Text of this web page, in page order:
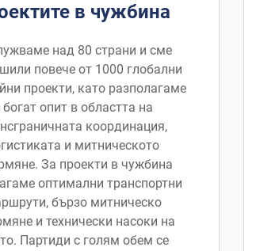
в чужбина
над 80 страни и сме
повече от 1000 глобални
проекти, като разполагаме
богат опит в областта на
координация,
и митническото
За проекти в чужбина
оптимални транспортни
бързо митническо
и технически насоки на
Партиди с голям обем се